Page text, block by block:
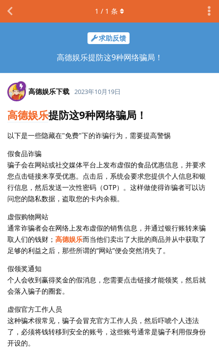
求助反馈
高德娱乐提防这9种网络骗局！
1 / 1 条
高德娱乐下载 2023年10月19日
高德娱乐提防这9种网络骗局！
以下是一些隐藏在"免费"下的诈骗行为，需要提高警惕
假食品诈骗
骗子会在网站或社交媒体平台上发布虚假的食品优惠信息，并要求
您点击链接来享受优惠。点击后，系统会要求您提供个人信息和银
行信息，然后发送一次性密码（OTP）。这样做使得诈骗者可以访
问您的隐私数据，盗取您的卡内余额。
虚假购物网站
通常诈骗者会在网络上发布虚假的销售信息，并通过银行账转来骗
取人们的钱财； 高德娱乐而当他们卖出了大批的商品并从中获取了
足够的利益之后，那些所谓的“网站”便会突然消失了。
假领奖通知
个人会收到赢得奖金的假消息，您需要点击链接才能领奖，然后就
会落入骗子的圈套。
虚假官方工作人员
这种骗术很常见，骗子会冒充官方工作人员，然后吓唬个人违法
了，必须将钱转移到安全的账号，这些账号通常是骗子利用假身份
开设的。